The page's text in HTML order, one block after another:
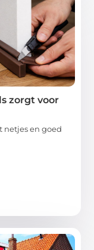
zorgt voor
netjes en goed